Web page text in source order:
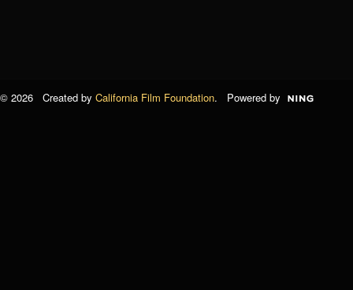
© 2026 Created by California Film Foundation. Powered by